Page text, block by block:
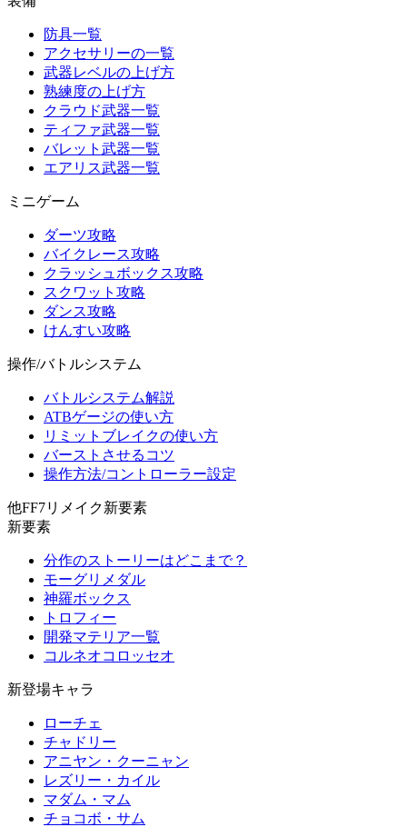
防具一覧
アクセサリーの一覧
武器レベルの上げ方
熟練度の上げ方
クラウド武器一覧
ティファ武器一覧
バレット武器一覧
エアリス武器一覧
ミニゲーム
ダーツ攻略
バイクレース攻略
クラッシュボックス攻略
スクワット攻略
ダンス攻略
けんすい攻略
操作/バトルシステム
バトルシステム解説
ATBゲージの使い方
リミットブレイクの使い方
バーストさせるコツ
操作方法/コントローラー設定
他FF7リメイク新要素
新要素
分作のストーリーはどこまで？
モーグリメダル
神羅ボックス
トロフィー
開発マテリア一覧
コルネオコロッセオ
新登場キャラ
ローチェ
チャドリー
アニヤン・クーニャン
レズリー・カイル
マダム・マム
チョコボ・サム